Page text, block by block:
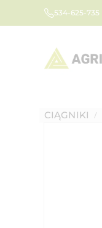
534-625-735
CIĄGNIKI /